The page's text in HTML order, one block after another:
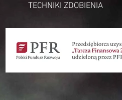
TECHNIKI ZDOBIENIA